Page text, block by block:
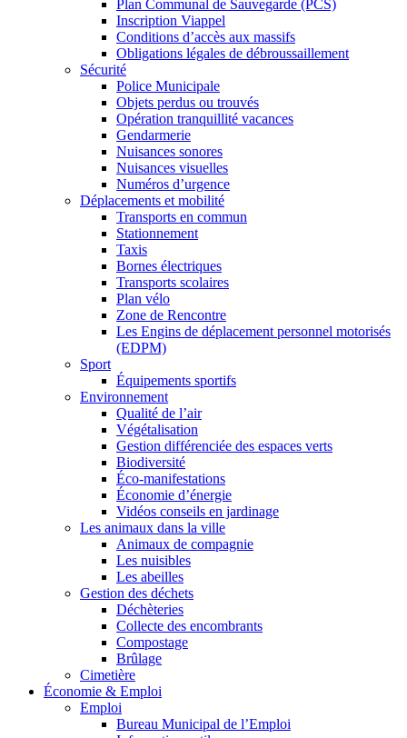
Plan Communal de Sauvegarde (PCS)
Inscription Viappel
Conditions d’accès aux massifs
Obligations légales de débroussaillement
Sécurité
Police Municipale
Objets perdus ou trouvés
Opération tranquillité vacances
Gendarmerie
Nuisances sonores
Nuisances visuelles
Numéros d’urgence
Déplacements et mobilité
Transports en commun
Stationnement
Taxis
Bornes électriques
Transports scolaires
Plan vélo
Zone de Rencontre
Les Engins de déplacement personnel motorisés
(EDPM)
Sport
Équipements sportifs
Environnement
Qualité de l’air
Végétalisation
Gestion différenciée des espaces verts
Biodiversité
Éco-manifestations
Économie d’énergie
Vidéos conseils en jardinage
Les animaux dans la ville
Animaux de compagnie
Les nuisibles
Les abeilles
Gestion des déchets
Déchèteries
Collecte des encombrants
Compostage
Brûlage
Cimetière
Économie & Emploi
Emploi
Bureau Municipal de l’Emploi